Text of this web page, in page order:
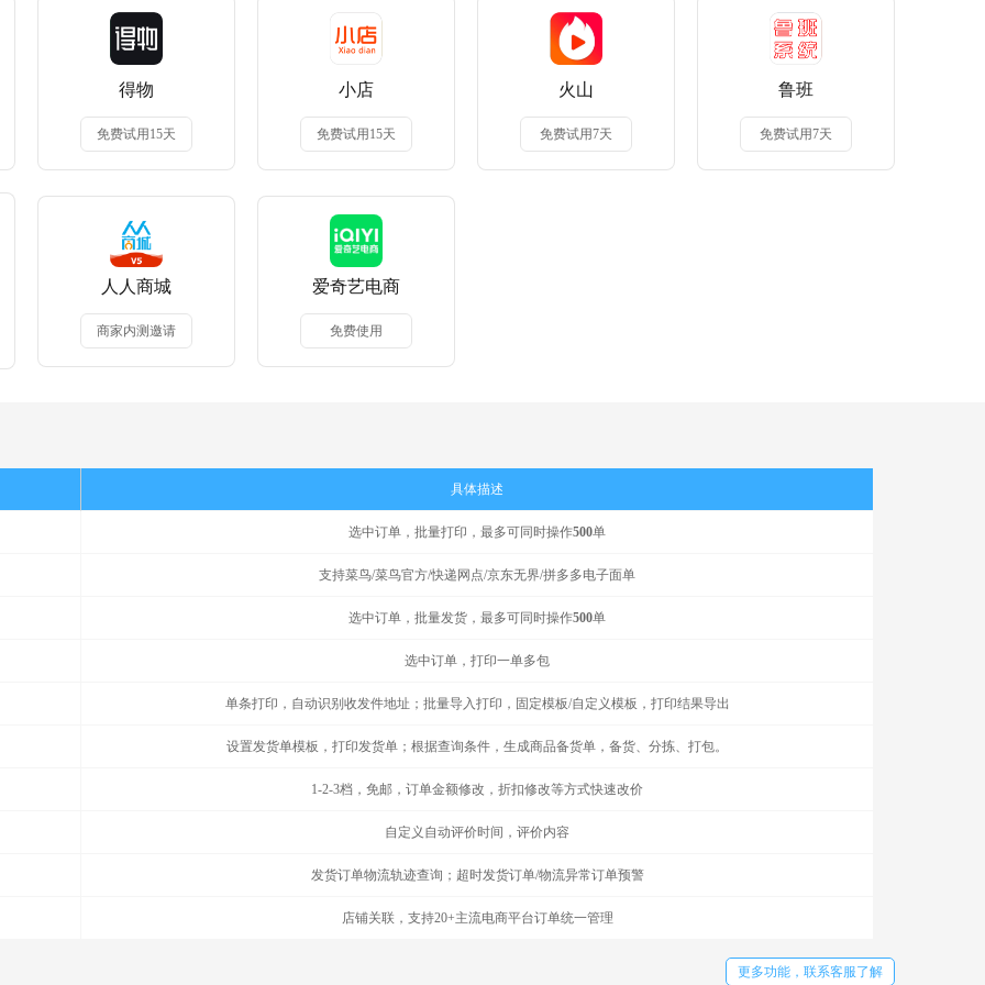
得物
免费试用15天
小店
免费试用15天
火山
免费试用7天
鲁班
免费试用7天
人人商城
商家内测邀请
爱奇艺电商
免费使用
具体描述
选中订单，批量打印，最多可同时操作500单
支持菜鸟/菜鸟官方/快递网点/京东无界/拼多多电子面单
选中订单，批量发货，最多可同时操作500单
选中订单，打印一单多包
单条打印，自动识别收发件地址；批量导入打印，固定模板/自定义模板，打印结果导出
设置发货单模板，打印发货单；根据查询条件，生成商品备货单，备货、分拣、打包。
1-2-3档，免邮，订单金额修改，折扣修改等方式快速改价
自定义自动评价时间，评价内容
发货订单物流轨迹查询；超时发货订单/物流异常订单预警
店铺关联，支持20+主流电商平台订单统一管理
更多功能，联系客服了解